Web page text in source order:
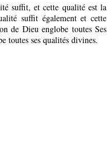
suffit, et cette qualité est la
suffit également et cette
de Dieu englobe toutes Ses
toutes ses qualités divines.